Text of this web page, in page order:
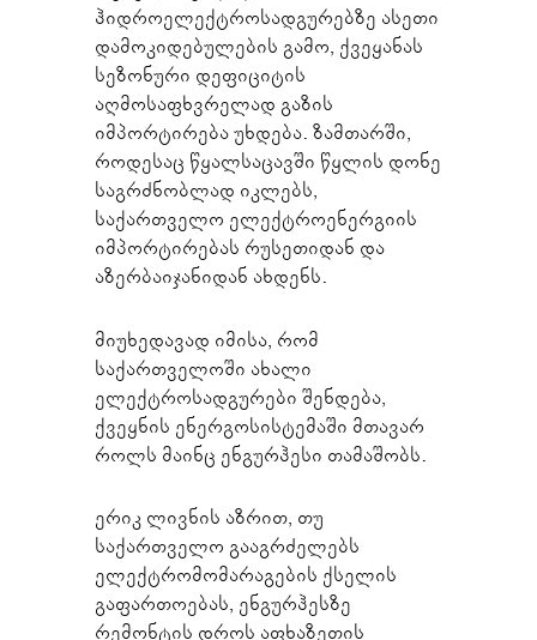
ჰიდროელექტროსადგურებზე ასეთი
დამოკიდებულების გამო, ქვეყანას
სეზონური დეფიციტის
აღმოსაფხვრელად გაზის
იმპორტირება უხდება. ზამთარში,
როდესაც წყალსაცავში წყლის დონე
საგრძნობლად იკლებს,
საქართველო ელექტროენერგიის
იმპორტირებას რუსეთიდან და
აზერბაიჯანიდან ახდენს.
მიუხედავად იმისა, რომ
საქართველოში ახალი
ელექტროსადგურები შენდება,
ქვეყნის ენერგოსისტემაში მთავარ
როლს მაინც ენგურჰესი თამაშობს.
ერიკ ლივნის აზრით, თუ
საქართველო გააგრძელებს
ელექტრომომარაგების ქსელის
გაფართოებას, ენგურჰესზე
რემონტის დროს აფხაზეთის